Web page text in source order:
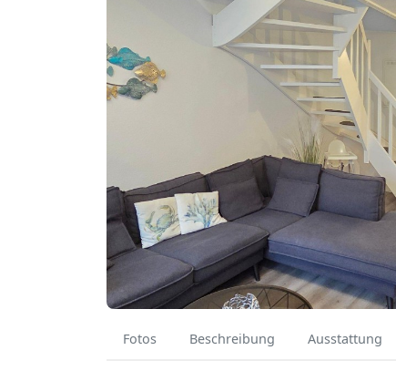
Fotos Beschreibung Ausstattung